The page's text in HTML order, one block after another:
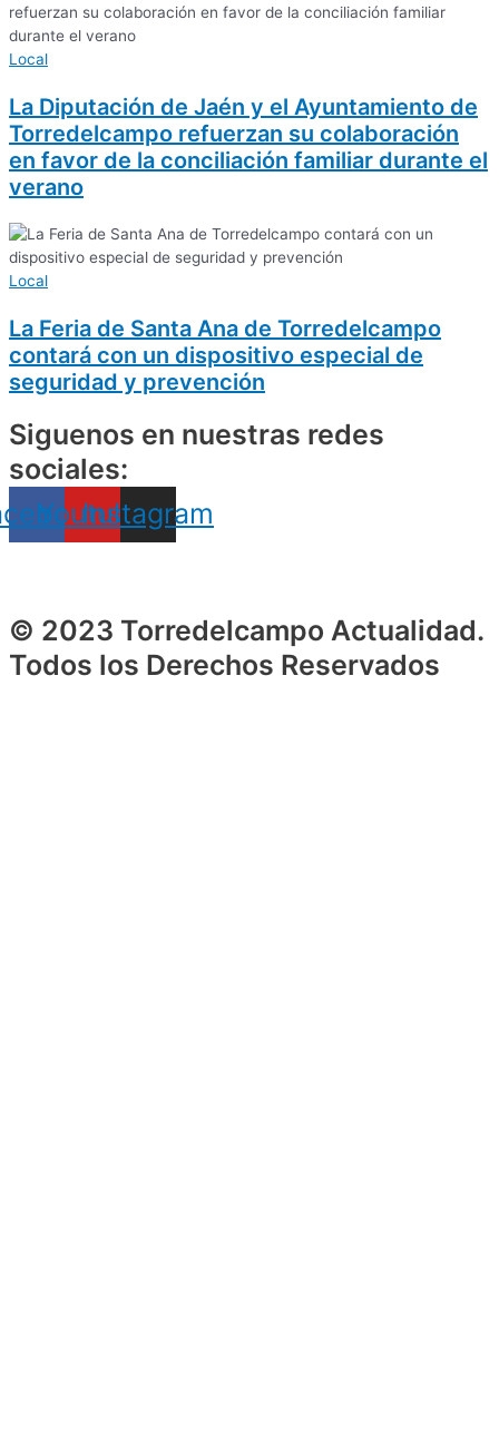
Local
La Diputación de Jaén y el Ayuntamiento de
Torredelcampo refuerzan su colaboración
en favor de la conciliación familiar durante el
verano
Local
La Feria de Santa Ana de Torredelcampo
contará con un dispositivo especial de
seguridad y prevención
Siguenos en nuestras redes
sociales:
Youtube
Instagram
© 2023 Torredelcampo Actualidad.
Todos los Derechos Reservados